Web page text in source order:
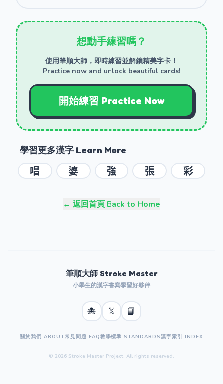
想動手練習嗎？
使用筆順大師，即時練習並解鎖精美字卡！
Practice now and unlock beautiful cards!
開始練習 Practice Now
學習更多漢字 Learn More
唱 婆 強 張 彩
← 返回首頁 Back to Home
筆順大師 Stroke Master
小學生的漢字書寫學習好夥伴
🐙 𝕏 📘
關於我們 ABOUT常見問題 FAQ教學標準 STANDARDS漢字索引 INDEX
© 2026 Stroke Master Project. All rights reserved.